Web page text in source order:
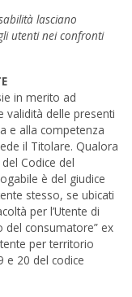
lasciano
utenti nei confronti
in merito ad
validità delle presenti
e alla competenza
il Titolare. Qualora
Codice del
è del giudice
stesso, se ubicati
per l’Utente di
del consumatore” ex
per territorio
e 20 del codice